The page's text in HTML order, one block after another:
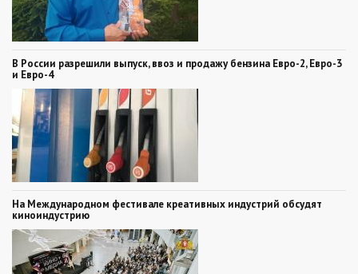
В России разрешили выпуск, ввоз и продажу бензина Евро-2, Евро-3
и Евро-4
На Международном фестивале креативных индустрий обсудят
киноиндустрию